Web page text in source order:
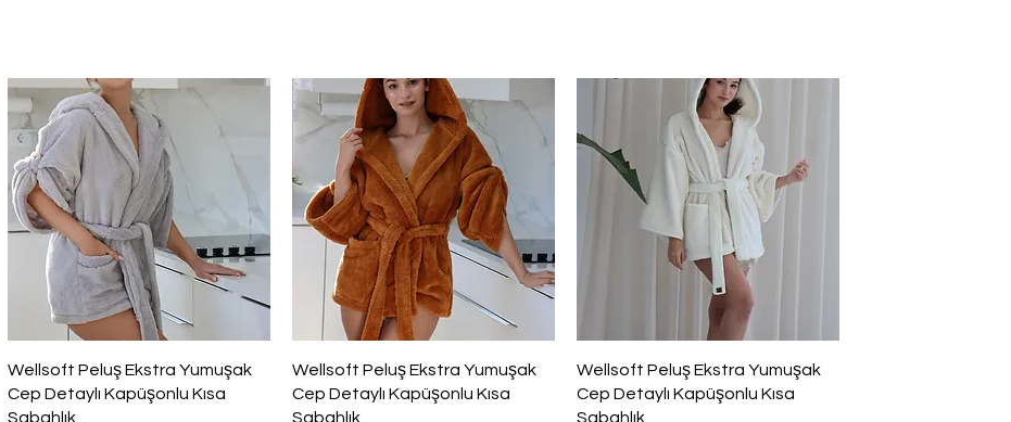
Hızlı Bakış
Wellsoft Peluş Ekstra Yumuşak
Cep Detaylı Kapüşonlu Kısa
Sabahlık
Hızlı Bakış
Wellsoft Peluş Ekstra Yumuşak
Cep Detaylı Kapüşonlu Kısa
Sabahlık
Hızlı Bakış
Wellsoft Peluş Ekstra Yumuşak
Cep Detaylı Kapüşonlu Kısa
Sabahlık